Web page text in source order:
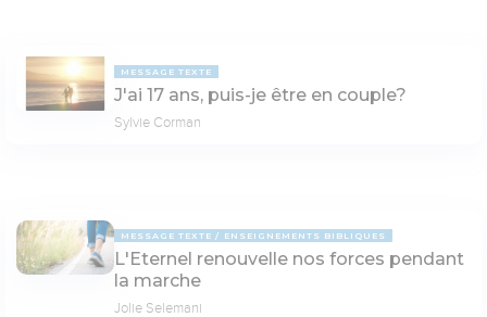
MESSAGE TEXTE
J'ai 17 ans, puis-je être en couple?
Sylvie Corman
MESSAGE TEXTE ENSEIGNEMENTS BIBLIQUES
L'Eternel renouvelle nos forces pendant
la marche
Jolie Selemani